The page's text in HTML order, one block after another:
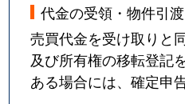
代金の受領・物件引
売買代金を受け取りと
及び所有権の移転登記
ある場合には、確定申